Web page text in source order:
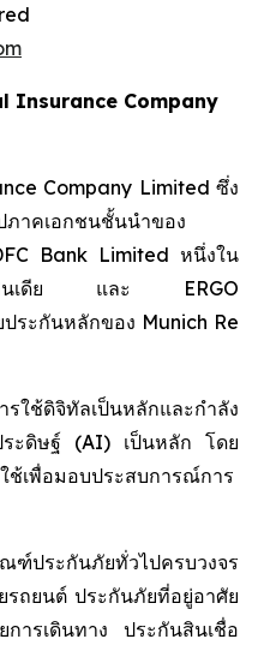
Insurance Company
Company Limited ซึ่ง
ภาคเอกชนชั้นนำของ
Bank Limited หนึ่งใน
งอินเดีย และ ERGO
ระกันหลักของ Munich Re
รใช้ดิจิทัลเป็นหลักและกำลัง
ระดิษฐ์ (AI) เป็นหลัก โดย
ช้เพื่อมอบประสบการณ์การ
ฑ์ประกันภัยทั่วไปครบวงจร
ถยนต์ ประกันภัยที่อยู่อาศัย
ารเดินทาง ประกันสินเชื่อ